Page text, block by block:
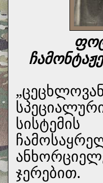
ჯერებით.